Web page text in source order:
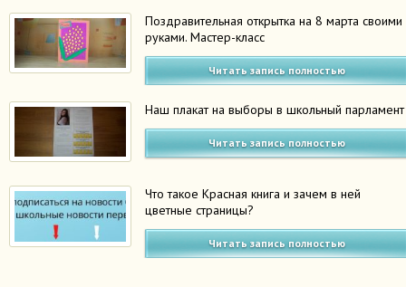
Поздравительная открытка на 8 марта своими
руками. Мастер-класс
Читать запись полностью
Наш плакат на выборы в школьный парламент
Читать запись полностью
Что такое Красная книга и зачем в ней
цветные страницы?
Читать запись полностью